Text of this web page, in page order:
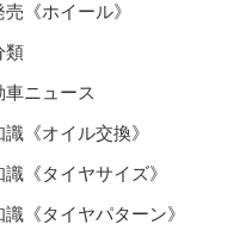
売《ホイール》
類
車ニュース
識《オイル交換》
識《タイヤサイズ》
識《タイヤパターン》